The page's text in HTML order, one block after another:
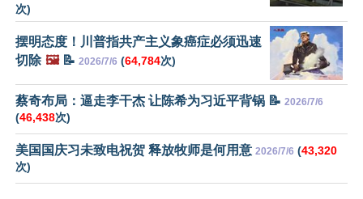
次)
摆明态度！川普指共产主义象癌症必须迅速
切除 🖼️📝 2026/7/6 (64,784次)
蔡奇布局：逼走李干杰 让陈希为习近平背锅 📝 2026/7/6
(46,438次)
美国国庆习未致电祝贺 释放牧师是何用意 2026/7/6 (43,320
次)